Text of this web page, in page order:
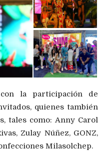
la participación de
quienes también
tales como: Anny Carol
Zulay Núñez, GONZ,
Milasolchep.